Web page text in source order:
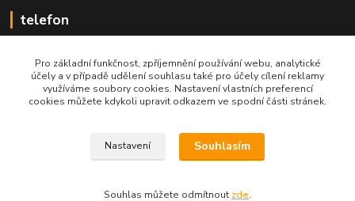
telefon
+420 727 880 789
PO - PÁ: 9 - 17
© 2025; ZO ČSOP Bílé Karpaty
Pro základní funkčnost, zpříjemnění používání webu, analytické
účely a v případě udělení souhlasu také pro účely cílení reklamy
využíváme soubory cookies. Nastavení vlastních preferencí
cookies můžete kdykoli upravit odkazem ve spodní části stránek.
Nastavení Souhlasím
Souhlas můžete odmítnout zde.